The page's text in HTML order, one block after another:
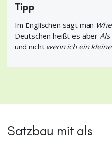
Tipp
Im Englischen sagt man
Deutschen heißt es aber
und nicht wenn ich ein
Satzbau mit als